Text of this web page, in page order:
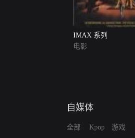
IMAX 系列
电影
自媒体
全部 Kpop 游戏